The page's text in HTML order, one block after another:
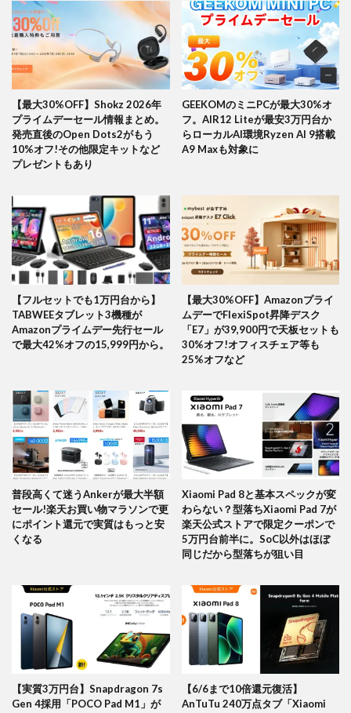
【最大30%OFF】Shokz 2026年
プライムデーセール情報まとめ。
発売直後のOpen Dots2がもう
10%オフ!その他限定キットなど
プレゼントもあり
GEEKOMのミニPCが最大30%オ
フ。AIR12 Liteが最安3万円台か
らローカルAI環境Ryzen AI 9搭載
A9 Maxも対象に
【フルセットでも1万円台から】
TABWEEタブレット3機種が
Amazonプライムデー先行セール
で最大42%オフの15,999円から。
【最大30%OFF】Amazonプライ
ムデーでFlexiSpot昇降デスク
「E7」が39,900円で天板セットも
30%オフ!オフィスチェア等も
25%オフなど
普段高くて迷うAnkerが最大半額
セール!楽天お買い物マラソンで更
にポイント還元で実質はもっと安
くなる
Xiaomi Pad 8と基本スペックが変
わらない？型落ちXiaomi Pad 7が
楽天公式ストアで限定クーポンで
5万円台前半に。SoC以外はほぼ
同じだから型落ちが狙い目
【実質3万円台】Snapdragon 7s
Gen 4採用「POCO Pad M1」が
【6/6まで10倍還元復活】
AnTuTu 240万点タブ「Xiaomi